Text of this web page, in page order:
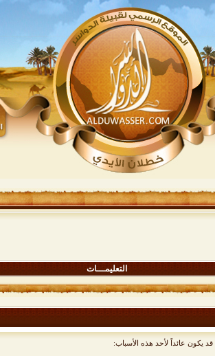
التعليمـــات
يكون عائداً لأحد هذه الأسباب: